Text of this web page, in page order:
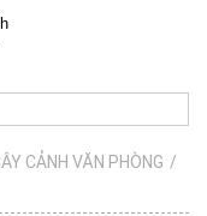
CẢNH VĂN PHÒNG /